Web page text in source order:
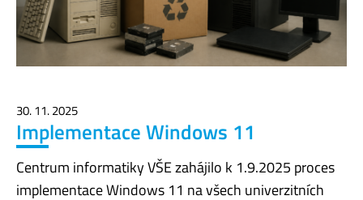
30. 11. 2025
Implementace Windows 11
Centrum informatiky VŠE zahájilo k 1.9.2025 proces
implementace Windows 11 na všech univerzitních